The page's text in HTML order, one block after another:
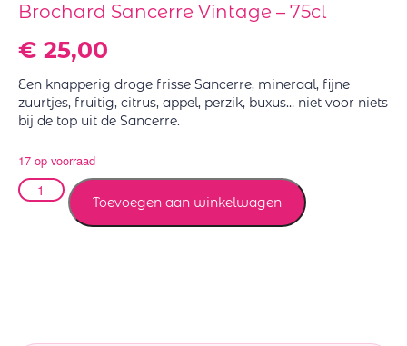
Brochard Sancerre Vintage – 75cl
€ 25,00
Een knapperig droge frisse Sancerre, mineraal, fijne
zuurtjes, fruitig, citrus, appel, perzik, buxus… niet voor niets
bij de top uit de Sancerre.
17 op voorraad
Toevoegen aan winkelwagen